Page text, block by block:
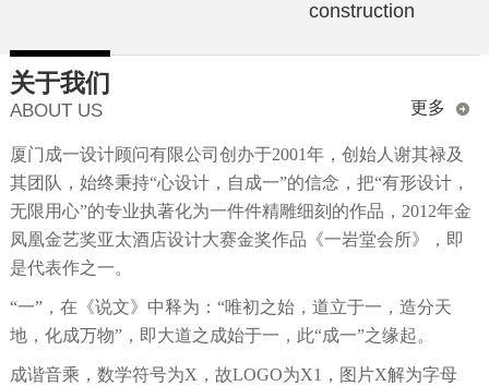
construction
关于我们
ABOUT US 更多
厦门成一设计顾问有限公司创办于2001年，创始人谢其禄及
其团队，始终秉持“心设计，自成一”的信念，把“有形设计，
无限用心”的专业执著化为一件件精雕细刻的作品，2012年金
凤凰金艺奖亚太酒店设计大赛金奖作品《一岩堂会所》，即
是代表作之一。
“一”，在《说文》中释为：“唯初之始，道立于一，造分天
地，化成万物”，即大道之成始于一，此“成一”之缘起。
成谐音乘，数学符号为X，故LOGO为X1，图片X解为字母